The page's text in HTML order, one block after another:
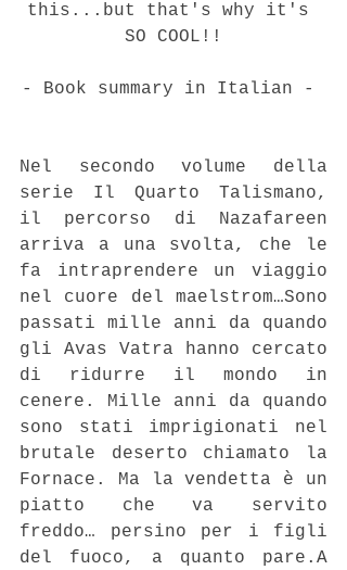
this...but that's why it's
SO COOL!!
- Book summary in Italian -
Nel secondo volume della
serie Il Quarto Talismano,
il percorso di Nazafareen
arriva a una svolta, che le
fa intraprendere un viaggio
nel cuore del maelstrom…Sono
passati mille anni da quando
gli Avas Vatra hanno cercato
di ridurre il mondo in
cenere. Mille anni da quando
sono stati imprigionati nel
brutale deserto chiamato la
Fornace. Ma la vendetta è un
piatto che va servito
freddo… persino per i figli
del fuoco, a quanto pare.A